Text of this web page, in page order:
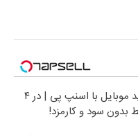
خرید موبایل با اسنپ پی | در ۴
بدون سود و کارمزد!